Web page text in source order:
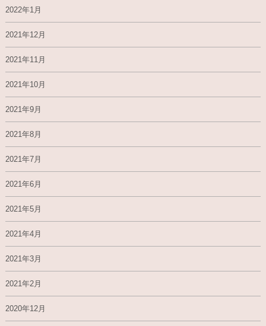
2022年1月
2021年12月
2021年11月
2021年10月
2021年9月
2021年8月
2021年7月
2021年6月
2021年5月
2021年4月
2021年3月
2021年2月
2020年12月